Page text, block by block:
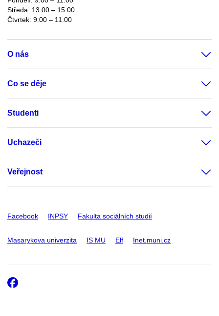
Středa: 13:00 – 15:00
Čtvrtek: 9:00 – 11:00
O nás
Co se děje
Studenti
Uchazeči
Veřejnost
Facebook INPSY Fakulta sociálních studií
Masarykova univerzita IS MU Elf Inet.muni.cz
Facebook